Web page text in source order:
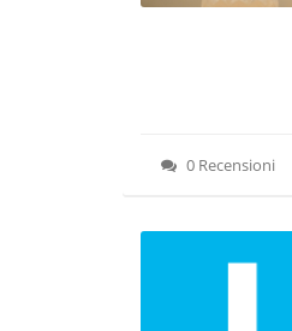
0 Recensioni